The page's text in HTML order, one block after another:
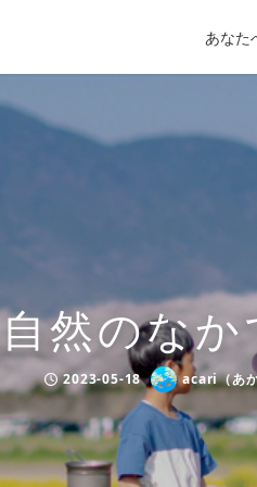
あなた
自然のな
Published
2023-05-18
Author
acari（あ